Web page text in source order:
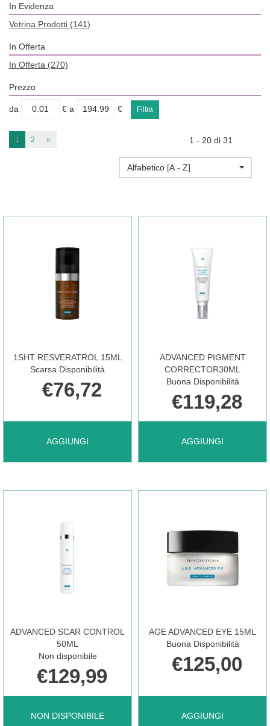
In Evidenza
Vetrina Prodotti (141)
In Offerta
In Offerta (270)
Prezzo
filtra
da €
filtra
a €
1 2 » 1 - 20 di 31
Alfabetico [A - Z]
1SHT RESVERATROL 15ML
Scarsa Disponibilità
€76,72
AGGIUNGI
AGGIUNGI 1SHT
CARRELLO
ADVANCED PIGMENT
CORRECTOR30ML
Buona Disponibilità
€119,28
AGGIUNGI
AGGIUNGI ADVANCED
CARRELLO
ADVANCED SCAR CONTROL
50ML
Non disponibile
€129,99
NON DISPONIBILE
ADVANCED
AGE ADVANCED EYE 15ML
Buona Disponibilità
€125,00
AGGIUNGI
AGGIUNGI AGE